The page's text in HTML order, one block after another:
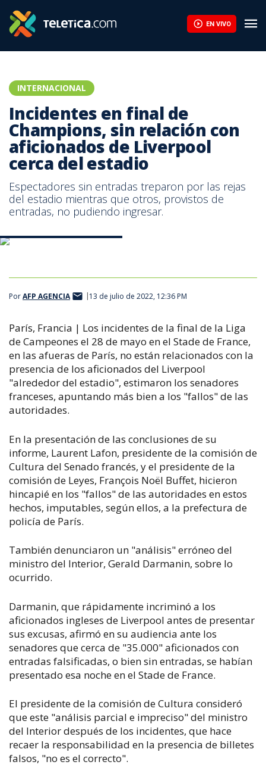
EN VIVO
INTERNACIONAL
Incidentes en final de
Champions, sin relación con
aficionados de Liverpool
cerca del estadio
Espectadores sin entradas treparon por las rejas
del estadio mientras que otros, provistos de
entradas, no pudiendo ingresar.
PorAFP AGENCIA 13 de julio de 2022, 12:36 PM
París, Francia | Los incidentes de la final de la Liga
de Campeones el 28 de mayo en el Stade de France,
en las afueras de París, no están relacionados con la
presencia de los aficionados del Liverpool
"alrededor del estadio", estimaron los senadores
franceses, apuntando más bien a los "fallos" de las
autoridades.
En la presentación de las conclusiones de su
informe, Laurent Lafon, presidente de la comisión de
Cultura del Senado francés, y el presidente de la
comisión de Leyes, François Noël Buffet, hicieron
hincapié en los "fallos" de las autoridades en estos
hechos, imputables, según ellos, a la prefectura de
policía de París.
También denunciaron un "análisis" erróneo del
ministro del Interior, Gerald Darmanin, sobre lo
ocurrido.
Darmanin, que rápidamente incriminó a los
aficionados ingleses de Liverpool antes de presentar
sus excusas, afirmó en su audiencia ante los
senadores que cerca de "35.000" aficionados con
entradas falsificadas, o bien sin entradas, se habían
presentado esa noche en el Stade de France.
El presidente de la comisión de Cultura consideró
que este "análisis parcial e impreciso" del ministro
del Interior después de los incidentes, que hace
recaer la responsabilidad en la presencia de billetes
falsos, "no es el correcto".